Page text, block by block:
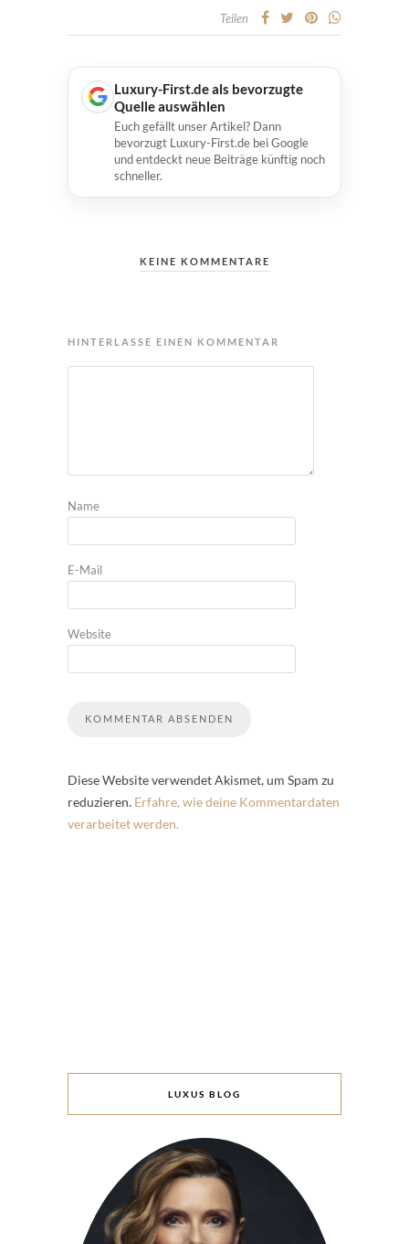
Teilen
Luxury-First.de als bevorzugte
Quelle auswählen
Euch gefällt unser Artikel? Dann
bevorzugt Luxury-First.de bei Google
und entdeckt neue Beiträge künftig noch
schneller.
KEINE KOMMENTARE
HINTERLASSE EINEN KOMMENTAR
Name
E-Mail
Website
Diese Website verwendet Akismet, um Spam zu
reduzieren. Erfahre, wie deine Kommentardaten
verarbeitet werden.
LUXUS BLOG